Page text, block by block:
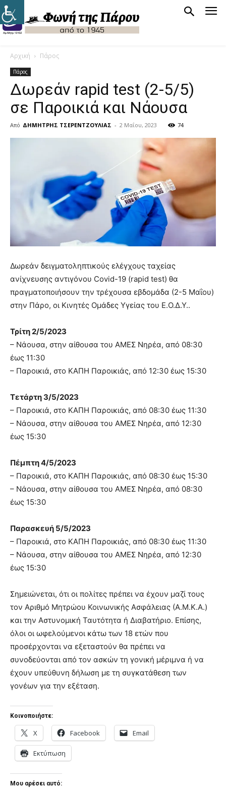
Αρχική Πάρος
Πάρος
Δωρεάν rapid test (2-5/5)
σε Παροικιά και Νάουσα
Από ΔΗΜΗΤΡΗΣ ΤΣΕΡΕΝΤΖΟΥΛΙΑΣ - 2 Μαΐου, 2023 74
Δωρεάν δειγματοληπτικούς ελέγχους ταχείας
ανίχνευσης αντιγόνου Covid-19 (rapid test) θα
πραγματοποιήσουν την τρέχουσα εβδομάδα (2-5 Μαΐου)
στην Πάρο, οι Κινητές Ομάδες Υγείας του Ε.Ο.Δ.Υ..
Τρίτη 2/5/2023
– Νάουσα, στην αίθουσα του ΑΜΕΣ Νηρέα, από 08:30
έως 11:30
– Παροικιά, στο ΚΑΠΗ Παροικιάς, από 12:30 έως 15:30
Τετάρτη 3/5/2023
– Παροικιά, στο ΚΑΠΗ Παροικιάς, από 08:30 έως 11:30
– Νάουσα, στην αίθουσα του ΑΜΕΣ Νηρέα, από 12:30
έως 15:30
Πέμπτη 4/5/2023
– Παροικιά, στο ΚΑΠΗ Παροικιάς, από 08:30 έως 15:30
– Νάουσα, στην αίθουσα του ΑΜΕΣ Νηρέα, από 08:30
έως 15:30
Παρασκευή 5/5/2023
– Παροικιά, στο ΚΑΠΗ Παροικιάς, από 08:30 έως 11:30
– Νάουσα, στην αίθουσα του ΑΜΕΣ Νηρέα, από 12:30
έως 15:30
Σημειώνεται, ότι οι πολίτες πρέπει να έχουν μαζί τους
τον Αριθμό Μητρώου Κοινωνικής Ασφάλειας (Α.Μ.Κ.Α.)
και την Αστυνομική Ταυτότητα ή Διαβατήριο. Επίσης,
όλοι οι ωφελούμενοι κάτω των 18 ετών που
προσέρχονται να εξεταστούν θα πρέπει να
συνοδεύονται από τον ασκών τη γονική μέριμνα ή να
έχουν υπεύθυνη δήλωση με τη συγκατάθεση των
γονέων για την εξέταση.
Κοινοποιήστε:
X Facebook Email
Εκτύπωση
Μου αρέσει αυτό: